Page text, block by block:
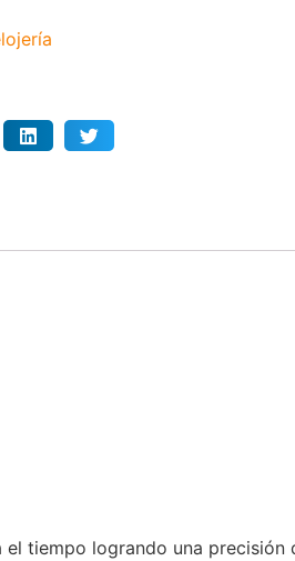
tiempo logrando una precisión